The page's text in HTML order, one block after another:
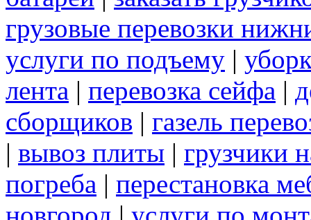
грузовые перевозки
услуги по подъему |
лента | перевозка сейфа |
сборщиков | газель
| вывоз плиты | грузчики
погреба | перестановка